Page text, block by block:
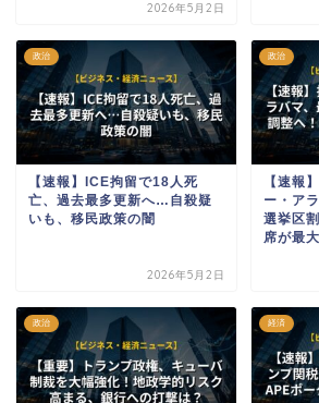
2026年5月2日
政治
【速報】ICE拘留で18人死
亡、過去最多更新へ…自殺疑
いも、移民政策の闇
2026年5月2日
政治
【速報
ー・ア
選挙区
席が最
政治 経済